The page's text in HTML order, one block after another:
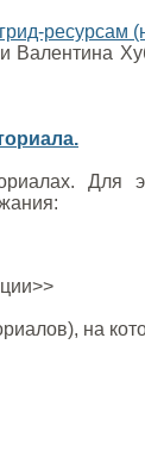
ресурсам
Для
на